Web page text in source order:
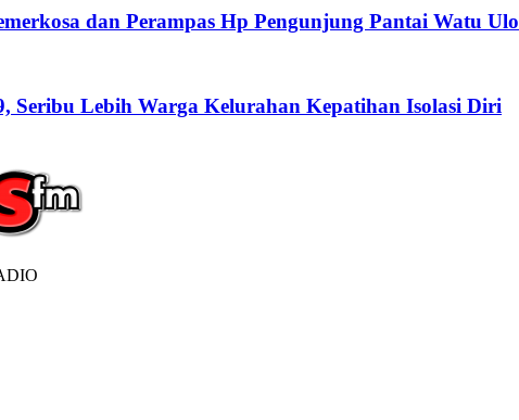
dan Perampas Hp Pengunjung Pantai Watu Ulo
Seribu Lebih Warga Kelurahan Kepatihan Isolasi Diri